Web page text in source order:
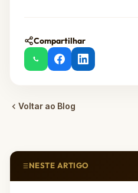
Compartilhar
Voltar ao Blog
NESTE ARTIGO